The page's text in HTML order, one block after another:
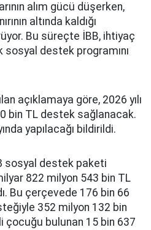
alım gücü düşerken,
altında kaldığı
Bu süreçte İBB, ihtiyaç
destek programını
açıklamaya göre, 2026 yılı
bin TL destek sağlanacak.
yapılacağı bildirildi.
8 sosyal destek paketi
822 milyon 543 bin TL
Bu çerçevede 176 bin 66
352 milyon 132 bin
çocuğu bulunan 15 bin 637